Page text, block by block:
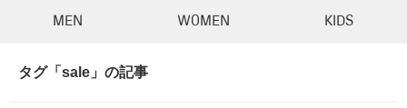
MEN WOMEN KIDS
タグ「sale」の記事